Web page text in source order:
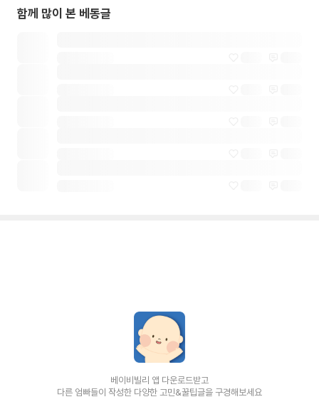
함께 많이 본 베동글
베이비빌리 앱 다운로드받고
다른 엄빠들이 작성한 다양한 고민&꿀팁글을 구경해보세요